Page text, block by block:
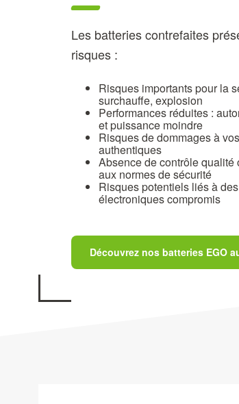
Les batteries contrefaites
risques :
Risques importants pour la
surchauffe, explosion
Performances réduites :
et puissance moindre
Risques de dommages à
authentiques
Absence de contrôle qualité
aux normes de sécurité
Risques potentiels liés à
électroniques compromis
Découvrez nos batteries EGO